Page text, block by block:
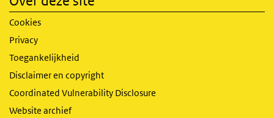
Cookies
Privacy
Toegankelijkheid
Disclaimer en copyright
Coordinated Vulnerability Disclosure
Website archief